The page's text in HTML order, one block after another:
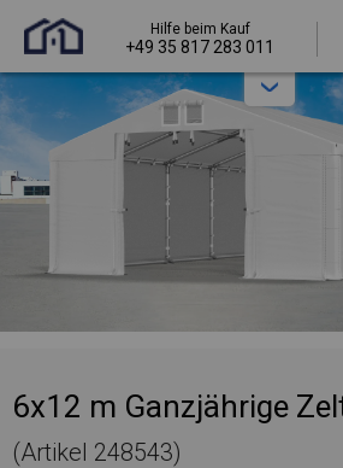
Hilfe beim Kauf
+49 35 817 283 011
6x12 m Ganzjährige
(Artikel 248543)